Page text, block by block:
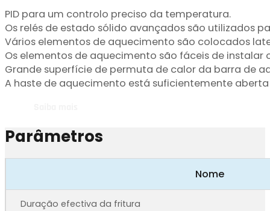
PID para um controlo preciso da temperatura.
Os relés de estado sólido avançados são utilizados
Vários elementos de aquecimento são colocados
Os elementos de aquecimento são fáceis de instalar
Grande superfície de permuta de calor da barra de
A haste de aquecimento está suficientemente
Parâmetros
Nome
Duração efectiva da fritura